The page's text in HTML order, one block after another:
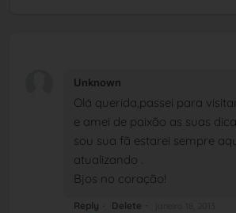
Unknown
Olá querida,passei para
e amei de paixão as suas
sou sua fã estarei sempre
atualizando .
Bjos no coração!
Reply Delete